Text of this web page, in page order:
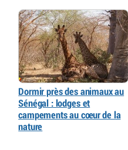
Dormir près des animaux au
Sénégal : lodges et
campements au cœur de la
nature